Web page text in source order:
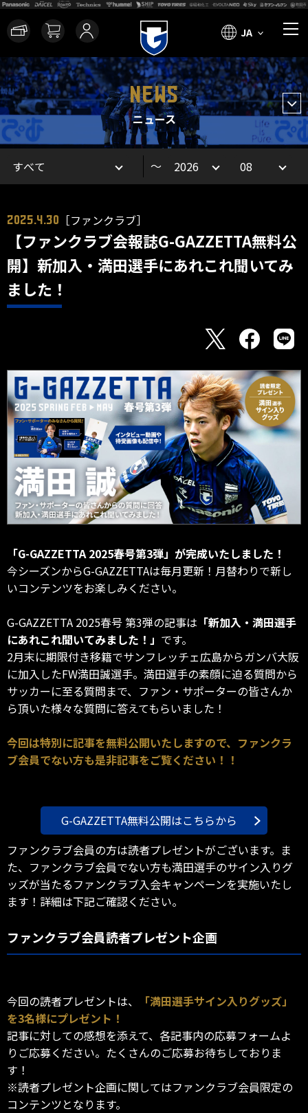
JA
NEWS
ニュース
～
2025.4.30 ［ファンクラブ］
【ファンクラブ会報誌G-GAZZETTA無料公
開】新加入・満田選手にあれこれ聞いてみ
ました！
「G-GAZZETTA 2025春号第3弾」が完成いたしました！
今シーズンからG-GAZZETTAは毎月更新！月替わりで新し
いコンテンツをお楽しみください。
G-GAZZETTA 2025春号 第3弾の記事は 「新加入・満田選手
にあれこれ聞いてみました！」 です。
2月末に期限付き移籍でサンフレッチェ広島からガンバ大阪
に加入したFW満田誠選手。満田選手の素顔に迫る質問から
サッカーに至る質問まで、ファン・サポーターの皆さんか
ら頂いた様々な質問に答えてもらいました！
今回は特別に記事を無料公開いたしますので、ファンクラ
ブ会員でない方も是非記事をご覧ください！！
G-GAZZETTA無料公開はこちらから
ファンクラブ会員の方は読者プレゼントがございます。ま
た、ファンクラブ会員でない方も満田選手のサイン入りグ
ッズが当たるファンクラブ入会キャンペーンを実施いたし
ます！詳細は下記ご確認ください。
ファンクラブ会員読者プレゼント企画
今回の読者プレゼントは、
「満田選手サイン入りグッズ」
を3名様にプレゼント！
記事に対しての感想を添えて、各記事内の応募フォームよ
りご応募ください。たくさんのご応募お待ちしておりま
す！
※読者プレゼント企画に関してはファンクラブ会員限定の
コンテンツとなります。